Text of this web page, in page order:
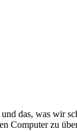
das, was wir
Computer zu